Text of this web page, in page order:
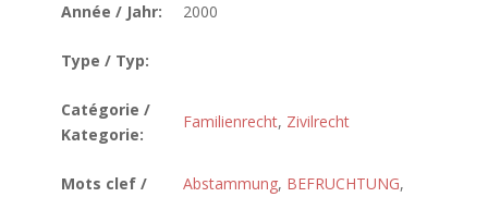
Année / Jahr: 2000
Type / Typ:
Catégorie /
Kategorie:
Familienrecht, Zivilrecht
Mots clef /
Abstammung, BEFRUCHTUNG,